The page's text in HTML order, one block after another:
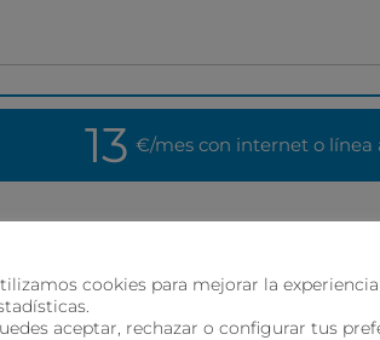
13 €/mes con internet o línea
cookies para mejorar la
aceptar, rechazar o configurar tus